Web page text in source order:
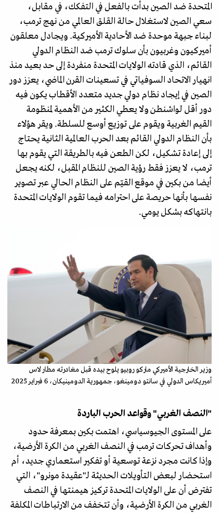
المتحدة ضد الصين بدأت بالفعل في التفكك، في مقابل،
سعي الصين لاستغلال حالة القلق العالمي من نهج ترمب،
لبناء جبهة موحدة ضد الأحادية الأميركية. ويجادل معلقون
أميركيون وغربيون بأن سلوك ترمب ضد النظام الدولي
القائم، الذي قادته الولايات المتحدة منفردة إلى حد بعيد منذ
انهيار الاتحاد السوفياتي في تسعينات القرن الماضي، يعزز دور
الصين في إيجاد نظام دولي جديد متعدد الأقطاب يكون فيه
دور أقل لواشنطن ولا يعطي الكثير من الأهمية لمنظومة
القيم الغربية ويقوم على توزيع أوسع للسلطة. ويقر هؤلاء
بأن النظام الدولي القائم بعد الحرب العالمية الثانية يحتاج
إلى إعادة تشكيل، لكن الطعن فيه بالطريقة التي يقوم بها
ترمب، لا يعزز فقط رؤية الصين للنظام المقبل، لكنه يجعل
أيضا من بكين في موقع القيّم على النظام الحالي عبر تصوير
نفسها بأنها حريصة على احترامه فيما تقوم الولايات المتحدة
بانتهاكه بشكل يومي.
وزير الخارجية الأميركي ماركو روبيو يلوح بيده قبل مغادرته مطار لاس
أميريكاس الدولي في سانتو دومينغو، جمهورية الدومينيكان، 6 فبراير 2025
"النصف الغربي" وقواعد الحرب الباردة
على المستوى الجيوسياسي، اهتمت بكين بمعرفة حدود
وأهداف تحركات ترمب في النصف الغربي من الكرة الأرضية،
وإذا كانت مجرد نزعة توسعية أو تفكير استعماري جديد، أم
استحضار لبعض التأويلات الحديثة لـ"عقيدة مونرو"، التي
تفترض أن على الولايات المتحدة تركيز هيمنتها في النصف
الغربي من الكرة الأرضية، وأن تتخفف من الارتباطات المكلفة